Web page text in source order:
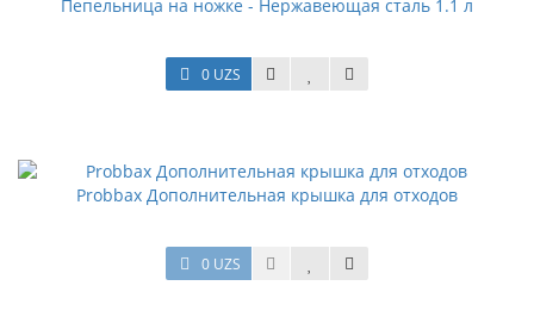
Пепельница на ножке - Нержавеющая сталь 1.1 л
0 UZS
Probbax Дополнительная крышка для отходов
0 UZS